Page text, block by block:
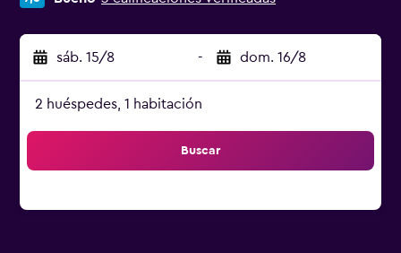
sáb. 15/8 - dom. 16/8
2 huéspedes, 1 habitación
Buscar